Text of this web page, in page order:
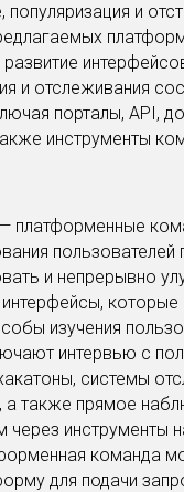
популяризация и
и отслеживания
порталы, API,
инструменты
платформенные
и непрерывно
которые
изучения
интервью с
системы
а также прямое
через инструменты
команда
для подачи